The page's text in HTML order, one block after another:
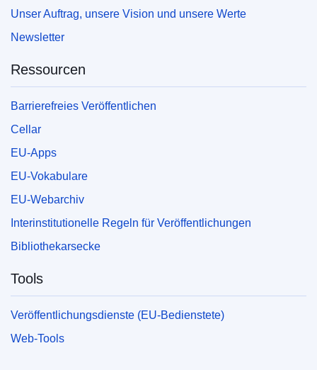
Unser Auftrag, unsere Vision und unsere Werte
Newsletter
Ressourcen
Barrierefreies Veröffentlichen
Cellar
EU-Apps
EU-Vokabulare
EU-Webarchiv
Interinstitutionelle Regeln für Veröffentlichungen
Bibliothekarsecke
Tools
Veröffentlichungsdienste (EU-Bedienstete)
Web-Tools